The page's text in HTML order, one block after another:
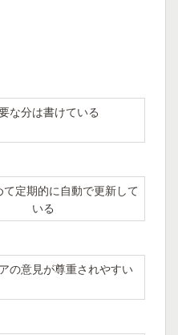
な分は書けている
定期的に自動で更新して
いる
の意見が尊重されやすい